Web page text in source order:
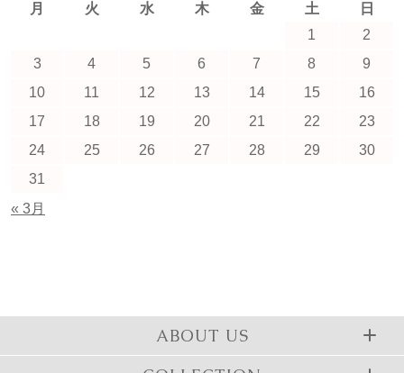
月
火 水 木 金 土 日
« 3月
1
2
3
4 5 6 7 8
9
10
11 12 13 14 15
16
17
18 19 20 21 22
23
24
25 26 27 28 29
30
31
ABOUT US